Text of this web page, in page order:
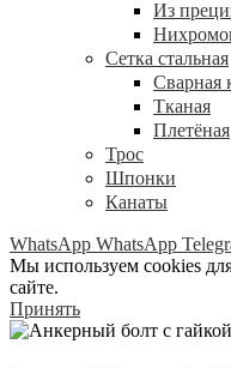
Из
Сетка стальная
Сварная
Тканая
Плетёная
Трос
Шпонки
Канаты
WhatsApp WhatsApp
Мы используем cookies
сайте.
Принять